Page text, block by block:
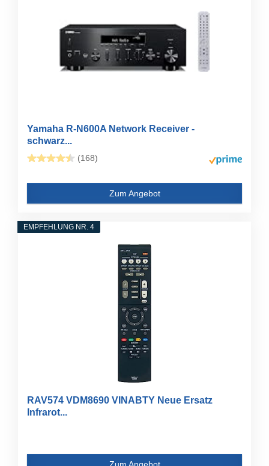
Yamaha R-N600A Network Receiver -
schwarz...
(168)
Zum Angebot
EMPFEHLUNG NR. 4
RAV574 VDM8690 VINABTY Neue Ersatz
Infrarot...
Zum Angebot